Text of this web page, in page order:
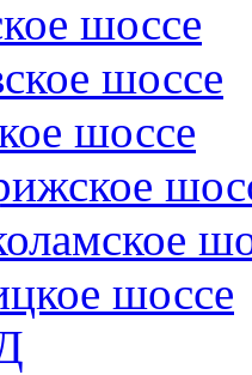
шоссе
шоссе
шоссе
шоссе